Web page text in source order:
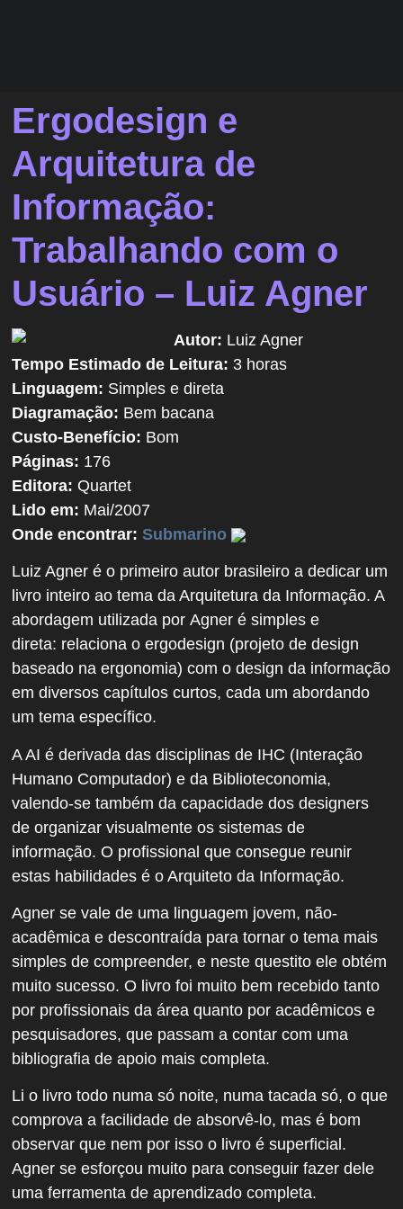
Ergodesign e
Arquitetura de
Informação:
Trabalhando com o
Usuário – Luiz Agner
Autor: Luiz Agner
Tempo Estimado de Leitura: 3 horas
Linguagem: Simples e direta
Diagramação: Bem bacana
Custo-Benefício: Bom
Páginas: 176
Editora: Quartet
Lido em: Mai/2007
Onde encontrar: Submarino
Luiz Agner é o primeiro autor brasileiro a dedicar um
livro inteiro ao tema da Arquitetura da Informação. A
abordagem utilizada por Agner é simples e
direta: relaciona o ergodesign (projeto de design
baseado na ergonomia) com o design da informação
em diversos capítulos curtos, cada um abordando
um tema específico.
A AI é derivada das disciplinas de IHC (Interação
Humano Computador) e da Biblioteconomia,
valendo-se também da capacidade dos designers
de organizar visualmente os sistemas de
informação. O profissional que consegue reunir
estas habilidades é o Arquiteto da Informação.
Agner se vale de uma linguagem jovem, não-
acadêmica e descontraída para tornar o tema mais
simples de compreender, e neste questito ele obtém
muito sucesso. O livro foi muito bem recebido tanto
por profissionais da área quanto por acadêmicos e
pesquisadores, que passam a contar com uma
bibliografia de apoio mais completa.
Li o livro todo numa só noite, numa tacada só, o que
comprova a facilidade de absorvê-lo, mas é bom
observar que nem por isso o livro é superficial.
Agner se esforçou muito para conseguir fazer dele
uma ferramenta de aprendizado completa.